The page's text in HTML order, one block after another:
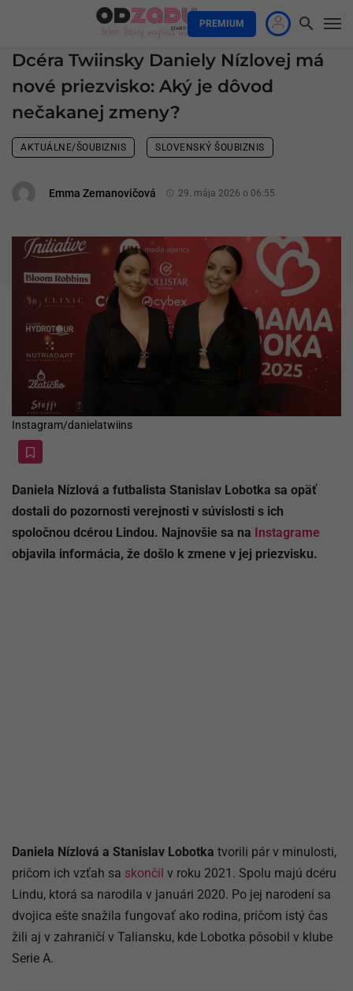
PREMIUM
Dcéra Twiinsky Daniely Nízlovej má
nové priezvisko: Aký je dôvod
nečakanej zmeny?
AKTUÁLNE/ŠOUBIZNIS SLOVENSKÝ ŠOUBIZNIS
Emma Zemanovičová 29. mája 2026 o 06:55
Instagram/danielatwiins
Daniela Nízlová a futbalista Stanislav Lobotka sa opäť
dostali do pozornosti verejnosti v súvislosti s ich
spoločnou dcérou Lindou. Najnovšie sa na Instagrame
objavila informácia, že došlo k zmene v jej priezvisku.
Daniela Nízlová a Stanislav Lobotka tvorili pár v minulosti,
pričom ich vzťah sa skončil v roku 2021. Spolu majú dcéru
Lindu, ktorá sa narodila v januári 2020. Po jej narodení sa
dvojica ešte snažila fungovať ako rodina, pričom istý čas
žili aj v zahraničí v Taliansku, kde Lobotka pôsobil v klube
Serie A.